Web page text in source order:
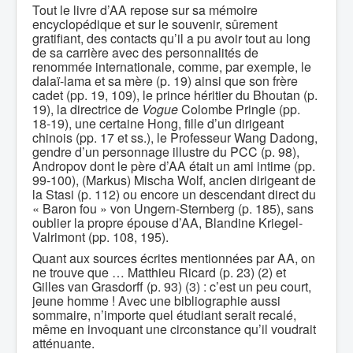
Tout le livre d’AA repose sur sa mémoire
encyclopédique et sur le souvenir, sûrement
gratifiant, des contacts qu’il a pu avoir tout au long
de sa carrière avec des personnalités de
renommée internationale, comme, par exemple, le
dalaï-lama et sa mère (p. 19) ainsi que son frère
cadet (pp. 19, 109), le prince héritier du Bhoutan (p.
19), la directrice de VogueColombe Pringle (pp.
18-19), une certaine Hong, fille d’un dirigeant
chinois (pp. 17 et ss.), le Professeur Wang Dadong,
gendre d’un personnage illustre du PCC (p. 98),
Andropov dont le père d’AA était un ami intime (pp.
99-100), (Markus) Mischa Wolf, ancien dirigeant de
la Stasi (p. 112) ou encore un descendant direct du
« Baron fou » von Ungern-Sternberg (p. 185), sans
oublier la propre épouse d’AA, Blandine Kriegel-
Valrimont (pp. 108, 195).
Quant aux sources écrites mentionnées par AA, on
ne trouve que … Matthieu Ricard (p. 23) (2) et
Gilles van Grasdorff (p. 93) (3) : c’est un peu court,
jeune homme ! Avec une bibliographie aussi
sommaire, n’importe quel étudiant serait recalé,
même en invoquant une circonstance qu’il voudrait
atténuante.